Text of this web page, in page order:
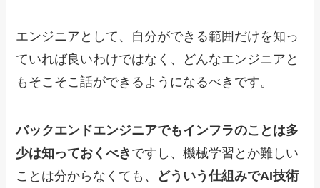
エンジニアとして、自分ができる範囲だけを知っ
ていれば良いわけではなく、どんなエンジニアと
もそこそこ話ができるようになるべきです。
バックエンドエンジニアでもインフラのことは多
少は知っておくべき ですし、機械学習とか難しい
ことは分からなくても、
どういう仕組みでAI技術